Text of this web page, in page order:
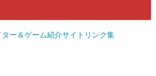
ー＆ゲーム紹介サイトリンク集